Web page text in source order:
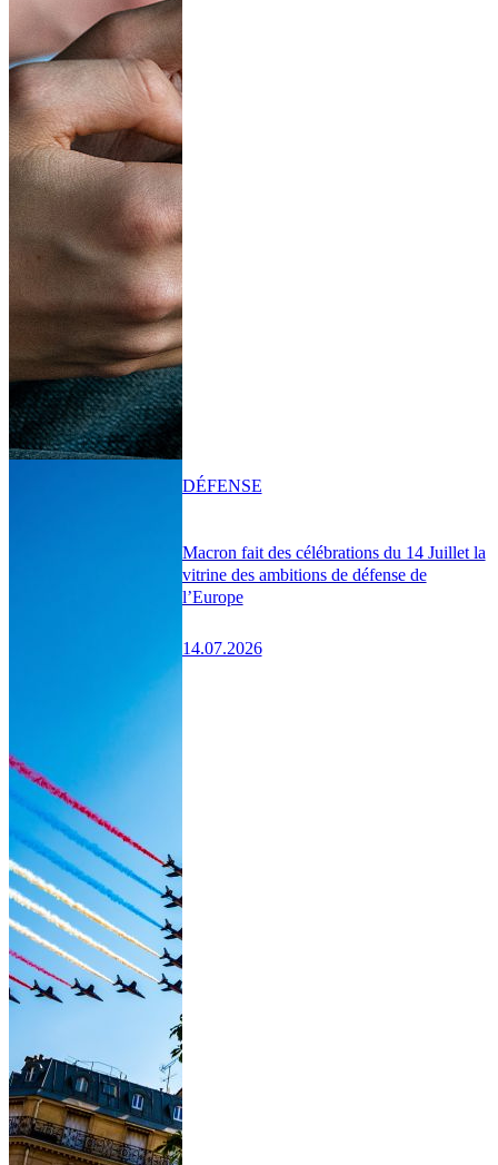
Macron fait des célébrations du 14 Juillet la
vitrine des ambitions de défense de
l’Europe
14.07.2026
DÉFENSE